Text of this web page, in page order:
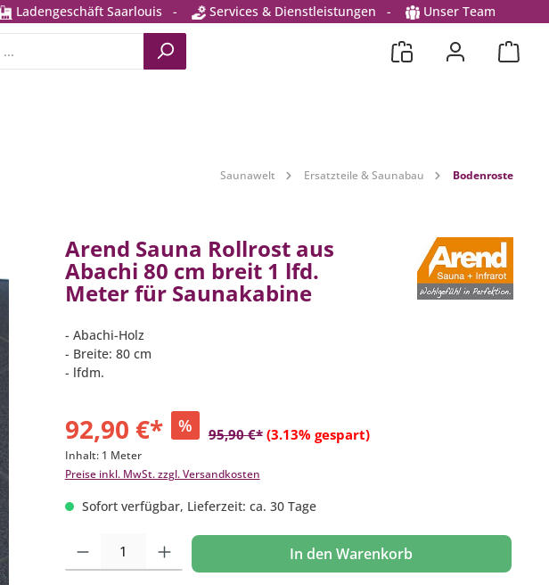
Ladengeschäft Saarlouis - Services & Dienstleistungen - Unser Team
Saunawelt Ersatzteile & Saunabau Bodenroste
Arend Sauna Rollrost aus
Abachi 80 cm breit 1 lfd.
Meter für Saunakabine
- Abachi-Holz
- Breite: 80 cm
- lfdm.
92,90 €* % 95,90 €* (3.13% gespart)
Inhalt: 1 Meter
Preise inkl. MwSt. zzgl. Versandkosten
Sofort verfügbar, Lieferzeit: ca. 30 Tage
Produkt Anzahl: Gib den gewünschten Wert ein oder benutze die Schaltflächen um die
In den Warenkorb